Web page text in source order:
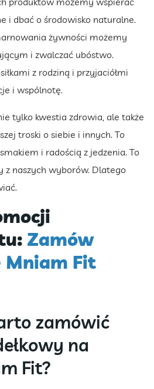
i dbać o środowisko naturalne.
żywności możemy
i zwalczać ubóstwo.
z rodziną i przyjaciółmi
i wspólnotę.
tylko kwestia zdrowia, ale także
troski o siebie i innych. To
i radością z jedzenia. To
z naszych wyborów. Dlatego
Zamów
Mniam Fit
zamówić
na
Fit?